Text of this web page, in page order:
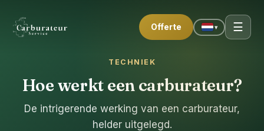
Offerte ▾ ☰
TECHNIEK
Hoe werkt een carburateur?
De intrigerende werking van een carburateur,
helder uitgelegd.